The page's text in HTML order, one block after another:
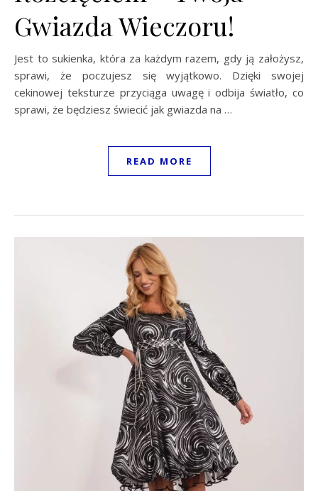
Gwiazda Wieczoru!
Jest to sukienka, która za każdym razem, gdy ją założysz,
sprawi, że poczujesz się wyjątkowo. Dzięki swojej
cekinowej teksturze przyciąga uwagę i odbija światło, co
sprawi, że będziesz świecić jak gwiazda na …
READ MORE